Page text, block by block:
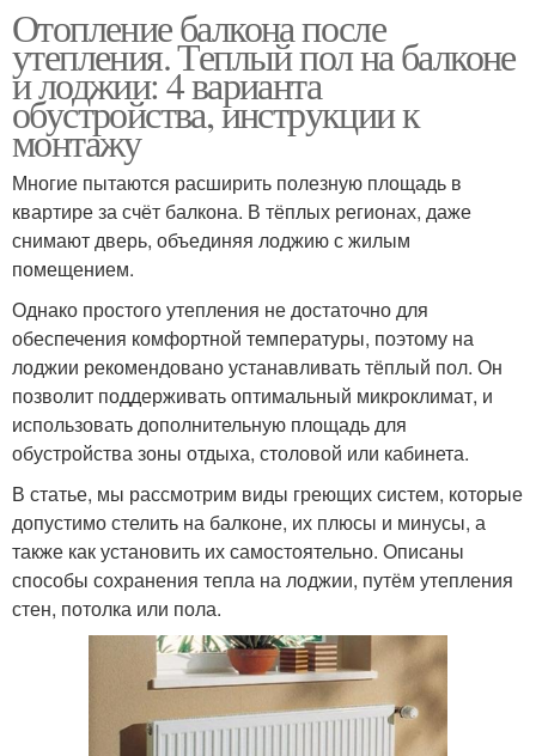
Загрязненные окна Окно на зиму
Окна в открытом
положении
Окно в домашних
Ручки на окнах
Фурнитура для
пластиковых окон
Фурнитуры в
пластиковых окнах
Отопление балкона после
утепления. Теплый пол на балконе
и лоджии: 4 варианта
обустройства, инструкции к
монтажу
Многие пытаются расширить полезную площадь в
квартире за счёт балкона. В тёплых регионах, даже
снимают дверь, объединяя лоджию с жилым
помещением.
Однако простого утепления не достаточно для
обеспечения комфортной температуры, поэтому на
лоджии рекомендовано устанавливать тёплый пол. Он
позволит поддерживать оптимальный микроклимат, и
использовать дополнительную площадь для
обустройства зоны отдыха, столовой или кабинета.
В статье, мы рассмотрим виды греющих систем, которые
допустимо стелить на балконе, их плюсы и минусы, а
также как установить их самостоятельно. Описаны
способы сохранения тепла на лоджии, путём утепления
стен, потолка или пола.